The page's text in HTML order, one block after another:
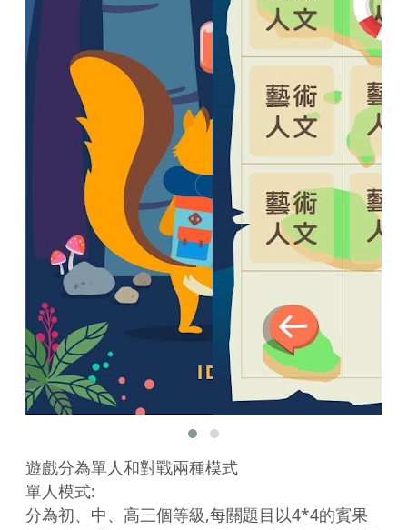
遊戲分為單人和對戰兩種模式
單人模式:
分為初、中、高三個等級,每關題目以4*4的賓果